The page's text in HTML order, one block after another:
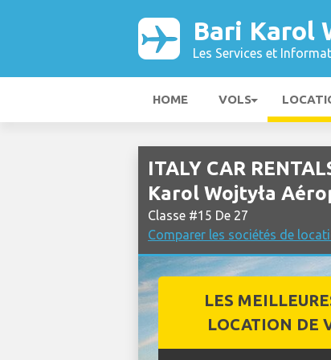
Bari Karol
Les Services et
HOME VOLS
ITALY CAR
Karol Wojtyła
Classe #15 De 27
Comparer les sociétés de
LES
LOCATION DE